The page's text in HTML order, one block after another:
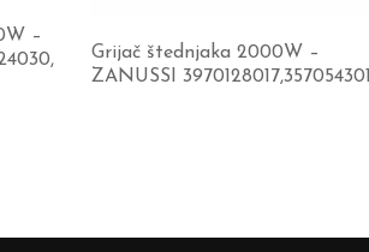
–
Grijač štednjaka 2000W –
ZANUSSI 3970128017,3570543011